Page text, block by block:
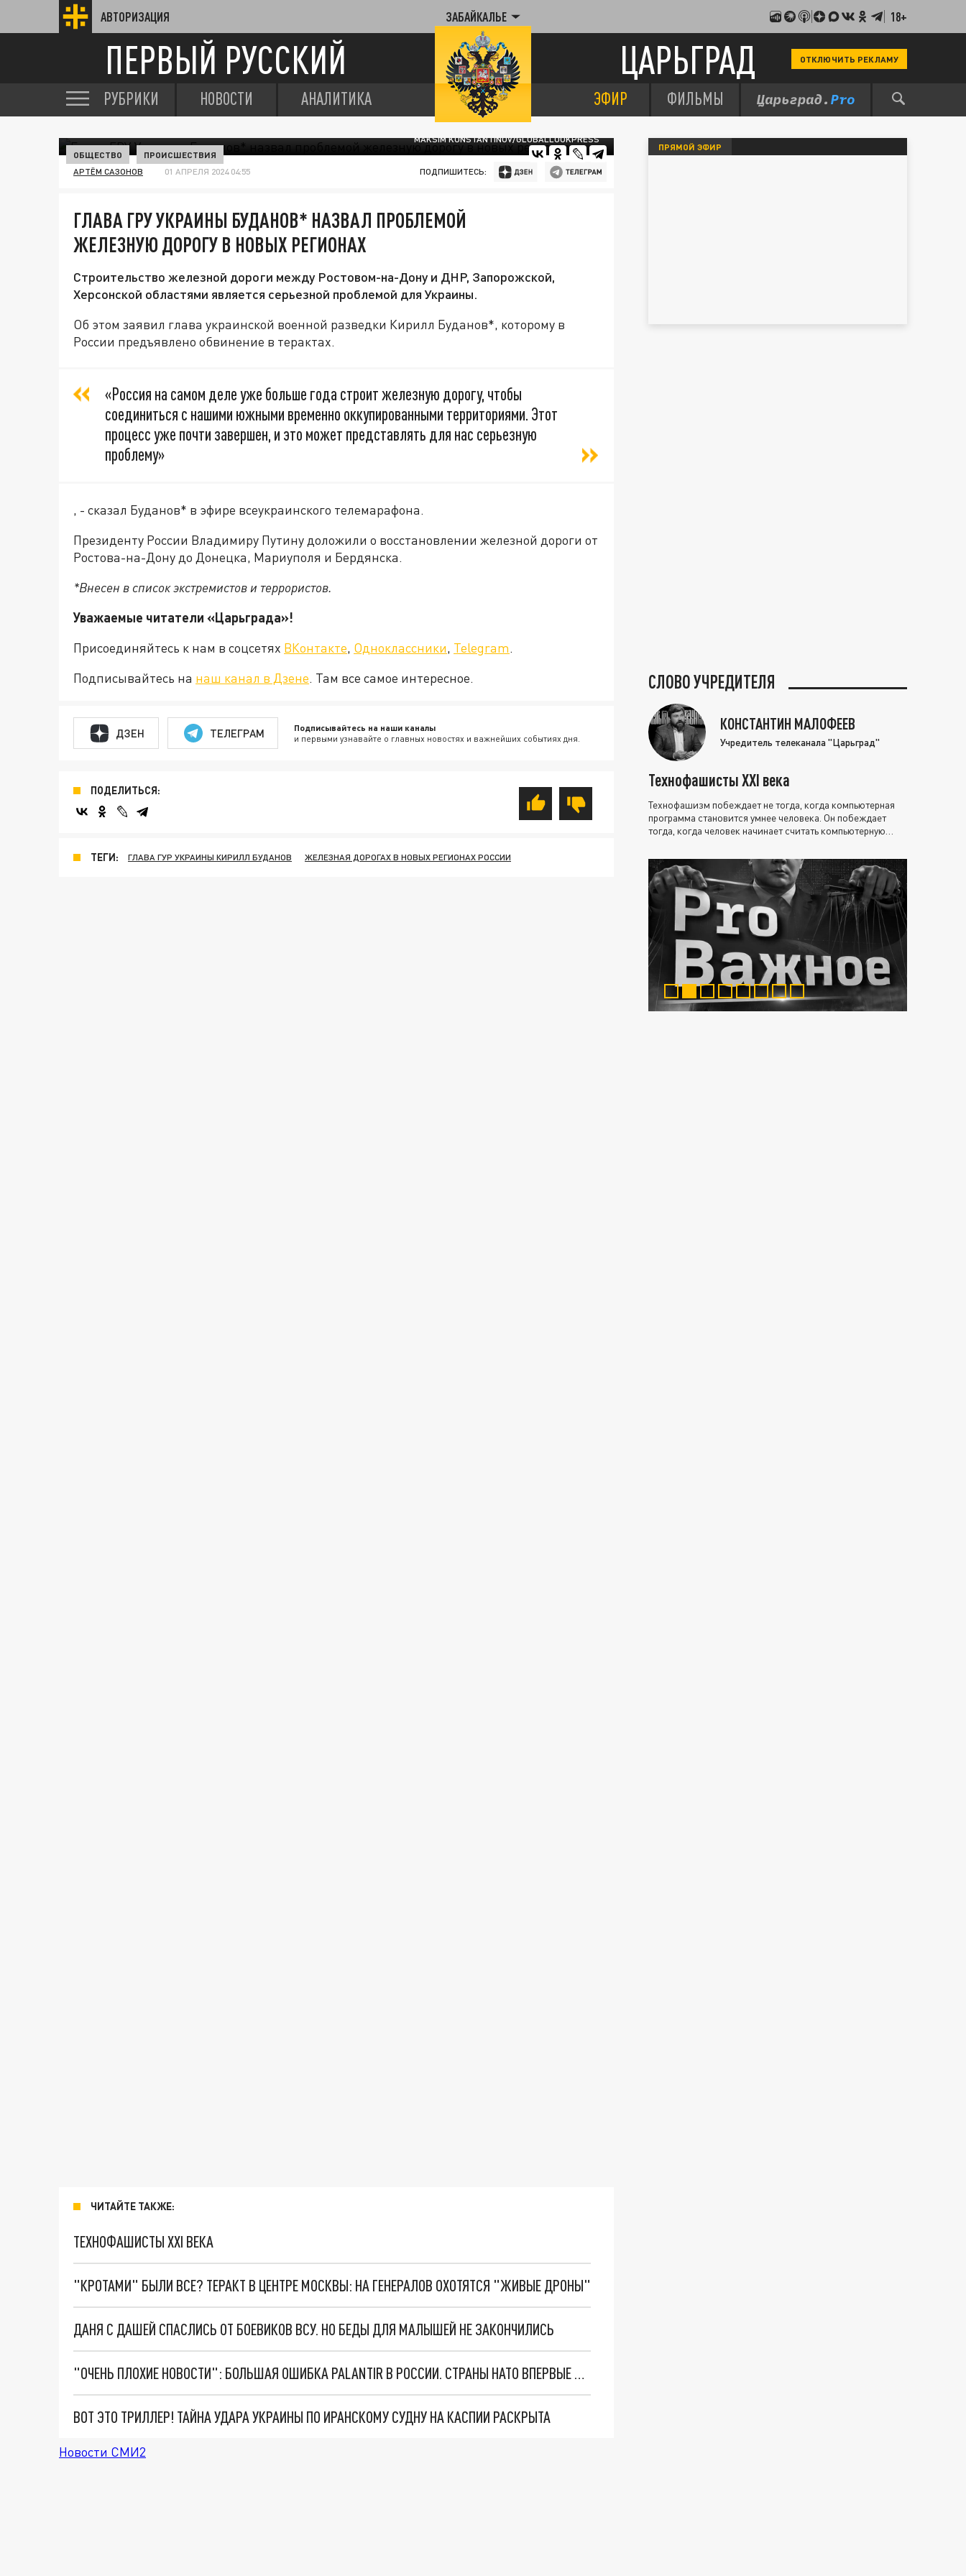
АВТОРИЗАЦИЯ ЗАБАЙКАЛЬЕ 18+
ПЕРВЫЙ РУССКИЙ ЦАРЬГРАД ОТКЛЮЧИТЬ РЕКЛАМУ
РУБРИКИ НОВОСТИ АНАЛИТИКА ЭФИР ФИЛЬМЫ
MAKSIM KONSTANTINOV/GLOBALLOOKPRESS
ОБЩЕСТВО ПРОИСШЕСТВИЯ
АРТЁМ САЗОНОВ 01 АПРЕЛЯ 2024 04:55 ПОДПИШИТЕСЬ:
ГЛАВА ГРУ УКРАИНЫ БУДАНОВ* НАЗВАЛ ПРОБЛЕМОЙ
ЖЕЛЕЗНУЮ ДОРОГУ В НОВЫХ РЕГИОНАХ
Строительство железной дороги между Ростовом-на-Дону и ДНР, Запорожской,
Херсонской областями является серьезной проблемой для Украины.
Об этом заявил глава украинской военной разведки Кирилл Буданов*, которому в
России предъявлено обвинение в терактах.
«Россия на самом деле уже больше года строит железную дорогу, чтобы
соединиться с нашими южными временно оккупированными территориями. Этот
процесс уже почти завершен, и это может представлять для нас серьезную
проблему»
, - сказал Буданов* в эфире всеукраинского телемарафона.
Президенту России Владимиру Путину доложили о восстановлении железной дороги от
Ростова-на-Дону до Донецка, Мариуполя и Бердянска.
*Внесен в список экстремистов и террористов.
Уважаемые читатели «Царьграда»!
Присоединяйтесь к нам в соцсетях ВКонтакте, Одноклассники, Telegram.
Подписывайтесь на наш канал в Дзене. Там все самое интересное.
ДЗЕН ТЕЛЕГРАМ Подписывайтесь на наши каналы
и первыми узнавайте о главных новостях и важнейших событиях дня.
ПОДЕЛИТЬСЯ:
ТЕГИ: ГЛАВА ГУР УКРАИНЫ КИРИЛЛ БУДАНОВ ЖЕЛЕЗНАЯ ДОРОГАХ В НОВЫХ РЕГИОНАХ РОССИИ
ЧИТАЙТЕ ТАКЖЕ:
ТЕХНОФАШИСТЫ XXI ВЕКА
"КРОТАМИ" БЫЛИ ВСЕ? ТЕРАКТ В ЦЕНТРЕ МОСКВЫ: НА ГЕНЕРАЛОВ ОХОТЯТСЯ "ЖИВЫЕ ДРОНЫ"
ДАНЯ С ДАШЕЙ СПАСЛИСЬ ОТ БОЕВИКОВ ВСУ. НО БЕДЫ ДЛЯ МАЛЫШЕЙ НЕ ЗАКОНЧИЛИСЬ
"ОЧЕНЬ ПЛОХИЕ НОВОСТИ": БОЛЬШАЯ ОШИБКА PALANTIR В РОССИИ. СТРАНЫ НАТО ВПЕРВЫЕ ЗА СВО ОСТАНОВИЛИ ПОСТАВКИ ОРУЖИЯ. ВСУ ТЕРЯЮТ ПРИГРАНИЧЬЕ?
ВОТ ЭТО ТРИЛЛЕР! ТАЙНА УДАРА УКРАИНЫ ПО ИРАНСКОМУ СУДНУ НА КАСПИИ РАСКРЫТА
Новости СМИ2
ПРЯМОЙ ЭФИР
СЛОВО УЧРЕДИТЕЛЯ
КОНСТАНТИН МАЛОФЕЕВ
Учредитель телеканала "Царьград"
Технофашисты XXI века
Технофашизм побеждает не тогда, когда компьютерная
программа становится умнее человека. Он побеждает
тогда, когда человек начинает считать компьютерную